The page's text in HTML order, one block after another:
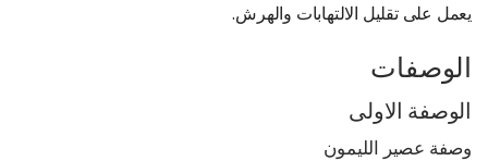
يعمل على تقليل الالتهابات والهرش.
الوصفات
الوصفة الاولى
وصفة عصير الليمون